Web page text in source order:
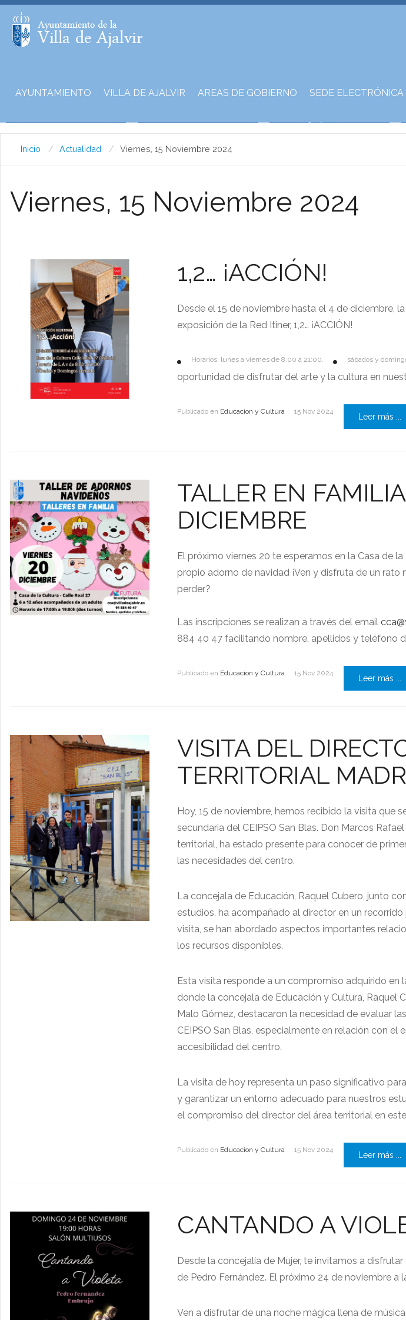
AYUNTAMIENTO VILLA DE AJALVIR AREAS DE GOBIERNO SEDE ELECTRÓNICA
Inicio Actualidad Viernes, 15 Noviembre 2024
Viernes, 15 Noviembre 2024
1,2… ¡ACCIÓN!
Desde el 15 de noviembre hasta el 4 de diciembre,
exposición de la Red Itiner, 1,2… ¡ACCIÓN!
Horarios: lunes a viernes de 8:00 a 21:00. sábados y
oportunidad de disfrutar del arte y la cultura en
Publicado en Educacion y Cultura 15 Nov 2024
Leer más ...
TALLER EN
DICIEMBRE
El próximo viernes 20 te esperamos en la Casa de
propio adorno de navidad ¡Ven y disfruta de un rato
perder?
Las inscripciones se realizan a través del email
884 40 47 facilitando nombre, apellidos y teléfono
Publicado en Educacion y Cultura 15 Nov 2024
Leer más ...
VISITA DEL
TERRITORIAL
Hoy, 15 de noviembre, hemos recibido la visita que
secundaria del CEIPSO San Blas. Don Marcos
territorial, ha estado presente para conocer de
las necesidades del centro.
La concejala de Educación, Raquel Cubero, junto
estudios, ha acompañado al director en un
visita, se han abordado aspectos importantes
los recursos disponibles.
Esta visita responde a un compromiso adquirido en
donde la concejala de Educación y Cultura, Raquel
Malo Gómez, destacaron la necesidad de evaluar
CEIPSO San Blas, especialmente en relación con
accesibilidad del centro.
La visita de hoy representa un paso significativo
y garantizar un entorno adecuado para nuestros
el compromiso del director del área territorial en
Publicado en Educacion y Cultura 15 Nov 2024
Leer más ...
CANTANDO A
Desde la concejalía de Mujer, te invitamos a
de Pedro Fernández. El próximo 24 de noviembre a
Ven a disfrutar de una noche mágica llena de